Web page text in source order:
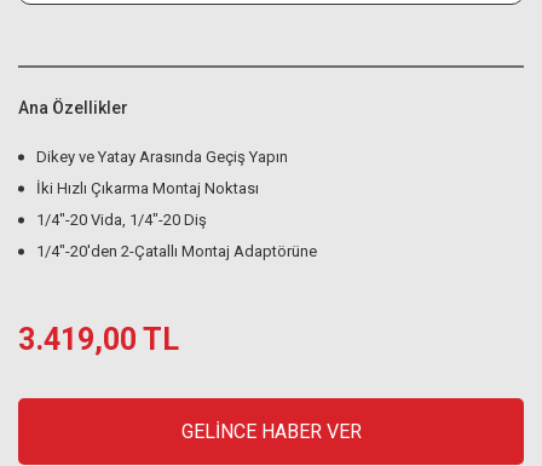
Ana Özellikler
Dikey ve Yatay Arasında Geçiş Yapın
İki Hızlı Çıkarma Montaj Noktası
1/4"-20 Vida, 1/4"-20 Diş
1/4"-20'den 2-Çatallı Montaj Adaptörüne
3.419,00 TL
GELİNCE HABER VER